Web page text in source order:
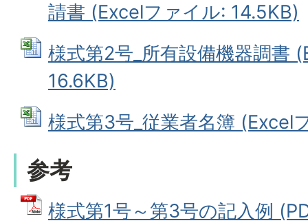
請書 (Excelファイル: 14.5KB)
様式第2号_所有設備機器調書
16.6KB)
様式第3号_従業者名簿 (Excel
参考
様式第1号～第3号の記入例